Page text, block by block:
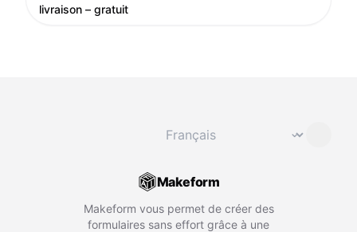
livraison – gratuit
⌄
Makeform
Makeform vous permet de créer des
formulaires sans effort grâce à une